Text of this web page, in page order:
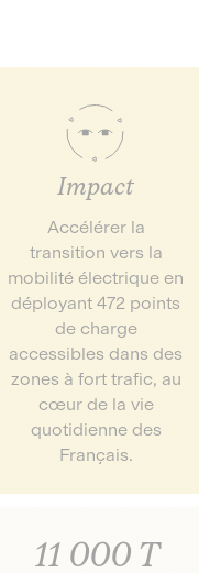
Impact
Accélérer la
transition vers la
mobilité électrique en
déployant 472 points
de charge
accessibles dans des
zones à fort trafic, au
cœur de la vie
quotidienne des
Français.
11 000 T